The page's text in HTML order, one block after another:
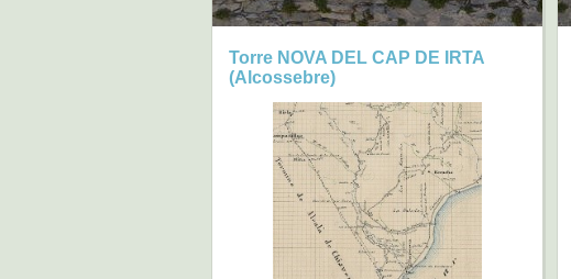
Torre NOVA DEL CAP DE IRTA
(Alcossebre)